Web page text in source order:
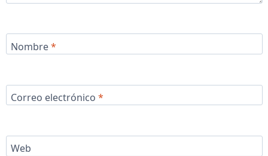
Nombre*
Correo electrónico *
Web